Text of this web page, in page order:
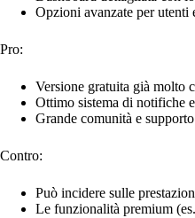
Opzioni avanzate per
Pro:
Versione gratuita già molto
Ottimo sistema di notifiche
Grande comunità e supporto
Contro:
Può incidere sulle
Le funzionalità premium